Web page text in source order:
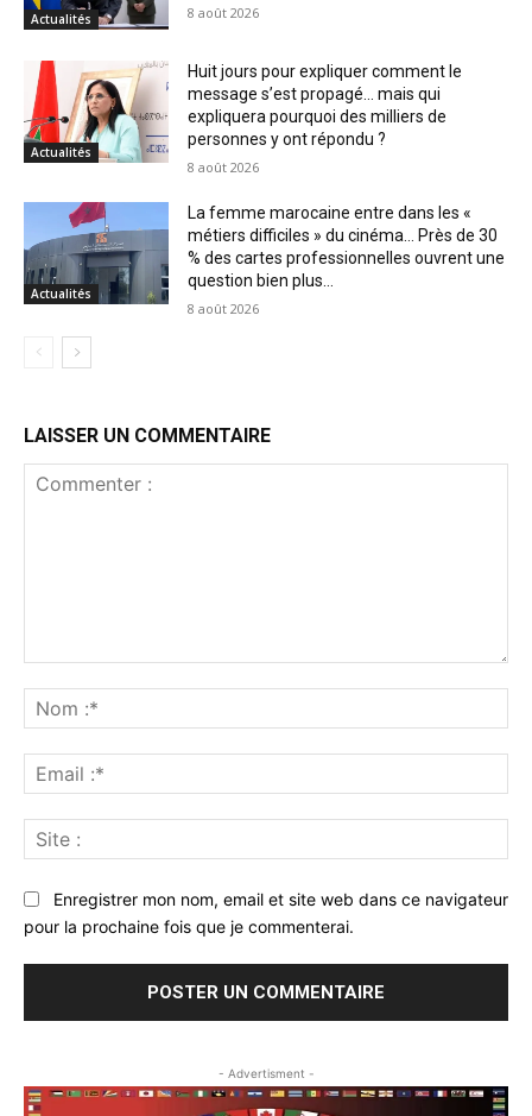
Actualités 8 août 2026
Actualités
Huit jours pour expliquer comment le
message s’est propagé… mais qui
expliquera pourquoi des milliers de
personnes y ont répondu ?
8 août 2026
Actualités
La femme marocaine entre dans les «
métiers difficiles » du cinéma… Près de 30
% des cartes professionnelles ouvrent une
question bien plus...
8 août 2026
LAISSER UN COMMENTAIRE
:*
:*
:
Enregistrer mon nom, email et site web dans ce navigateur
pour la prochaine fois que je commenterai.
- Advertisment -